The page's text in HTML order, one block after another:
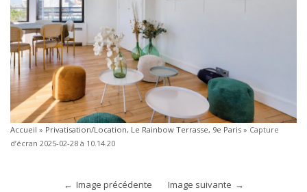
Accueil » Privatisation/Location, Le Rainbow Terrasse, 9e Paris » Capture
d’écran 2025-02-28 à 10.14.20
Image précédente Image suivante